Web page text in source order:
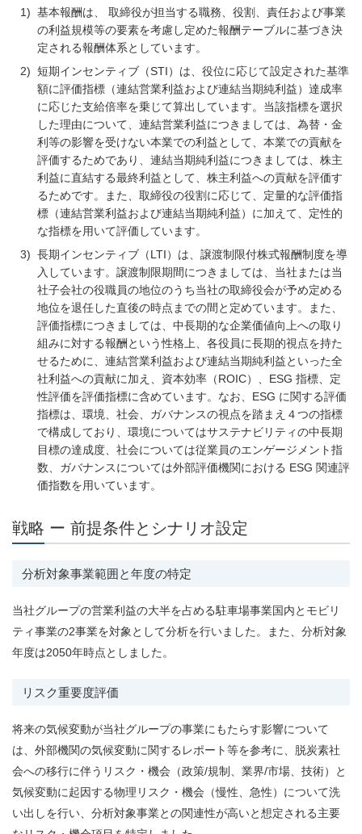
1) 基本報酬は、 取締役が担当する職務、役割、責任および事業
の利益規模等の要素を考慮し定めた報酬テーブルに基づき決
定される報酬体系としています。
2) 短期インセンティブ（STI）は、役位に応じて設定された基準
額に評価指標（連結営業利益および連結当期純利益）達成率
に応じた支給倍率を乗じて算出しています。当該指標を選択
した理由について、連結営業利益につきましては、為替・金
利等の影響を受けない本業での利益として、本業での貢献を
評価するためであり、連結当期純利益につきましては、株主
利益に直結する最終利益として、株主利益への貢献を評価す
るためです。また、取締役の役割に応じて、定量的な評価指
標（連結営業利益および連結当期純利益）に加えて、定性的
な指標を用いて評価しています。
3) 長期インセンティブ（LTI）は、譲渡制限付株式報酬制度を導
入しています。譲渡制限期間につきましては、当社または当
社子会社の役職員の地位のうち当社の取締役会が予め定める
地位を退任した直後の時点までの間と定めています。また、
評価指標につきましては、中長期的な企業価値向上への取り
組みに対する報酬という性格上、各役員に長期的視点を持た
せるために、連結営業利益および連結当期純利益といった全
社利益への貢献に加え、資本効率（ROIC）、ESG 指標、定
性評価を評価指標に含めています。なお、ESG に関する評価
指標は、環境、社会、ガバナンスの視点を踏まえ４つの指標
で構成しており、環境についてはサステナビリティの中長期
目標の達成度、社会については従業員のエンゲージメント指
数、ガバナンスについては外部評価機関における ESG 関連評
価指数を用いています。
戦略 ー 前提条件とシナリオ設定
分析対象事業範囲と年度の特定
当社グループの営業利益の大半を占める駐車場事業国内とモビリ
ティ事業の2事業を対象として分析を行いました。また、分析対象
年度は2050年時点としました。
リスク重要度評価
将来の気候変動が当社グループの事業にもたらす影響について
は、外部機関の気候変動に関するレポート等を参考に、脱炭素社
会への移行に伴うリスク・機会（政策/規制、業界/市場、技術）と
気候変動に起因する物理リスク・機会（慢性、急性）について洗
い出しを行い、分析対象事業との関連性が高いと想定される主要